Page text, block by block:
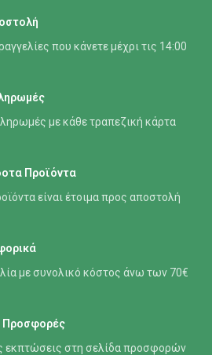
που κάνετε μέχρι τις 14:00
με κάθε τραπεζική κάρτα
Προϊόντα
είναι έτοιμα προς αποστολή
με συνολικό κόστος άνω των 70€
Προσφορές
εκπτώσεις στη σελίδα προσφορών